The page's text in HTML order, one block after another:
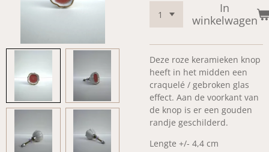
In
winkelwagen
Deze roze keramieken knop
heeft in het midden een
craquelé / gebroken glas
effect. Aan de voorkant van
de knop is er een gouden
randje geschilderd.
Lengte +/- 4,4 cm